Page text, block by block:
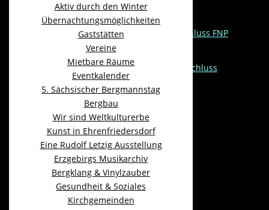
Aktiv durch den Winter
Übernachtungsmöglichkeiten
Gaststätten
Vereine
Mietbare Räume
Eventkalender
5. Sächsischer Bergmannstag
Bergbau
Wir sind Weltkulturerbe
Kunst in Ehrenfriedersdorf
Eine Rudolf Letzig Ausstellung
Erzgebirgs Musikarchiv
Bergklang & Vinylzauber
Gesundheit & Soziales
Kirchgemeinden
Aufstellungsbeschluss
Beschlussvorlage Aufstellungsbeschluss FNP
Stadtratsbeschluss Aufstellungsbeschluss
FNP 09.09.2019
Frühzeitige
Öffentlichkeitsbeteiligung
Beschlussvorlage frühzeitige
Öffentlichkeitsbeteiligung 07.02.2022
Stadtratsbeschluss frühzeitige
Öffentlichkeitsbeteiligung 07.02.2022